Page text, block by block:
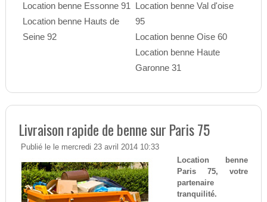
Location benne Essonne 91
Location benne Hauts de
Seine 92
Location benne Val d'oise
95
Location benne Oise 60
Location benne Haute
Garonne 31
Livraison rapide de benne sur Paris 75
Publié le le mercredi 23 avril 2014 10:33
Location benne
Paris 75, votre
partenaire
tranquilité.